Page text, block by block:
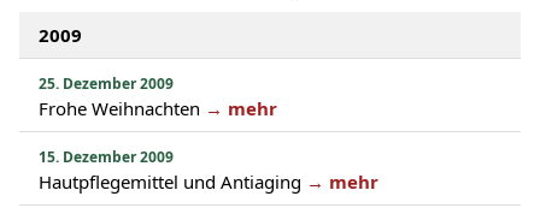
2009
25. Dezember 2009
Frohe Weihnachten → mehr
15. Dezember 2009
Hautpflegemittel und Antiaging → mehr